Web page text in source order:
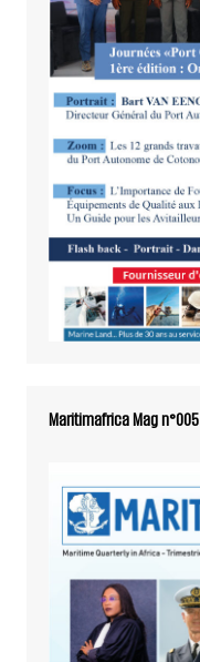
Maritimafrica Mag n°005